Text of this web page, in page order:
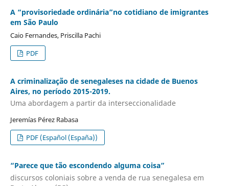
A “provisoriedade ordinária”no cotidiano de imigrantes
em São Paulo
Caio Fernandes, Priscilla Pachi
PDF
A criminalização de senegaleses na cidade de Buenos
Aires, no período 2015-2019.
Uma abordagem a partir da interseccionalidade
Jeremías Pérez Rabasa
PDF (Español (España))
“Parece que tão escondendo alguma coisa”
discursos coloniais sobre a venda de rua senegalesa em